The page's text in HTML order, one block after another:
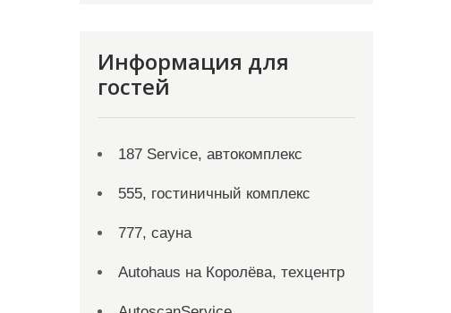
Информация для
гостей
187 Service, автокомплекс
555, гостиничный комплекс
777, сауна
Autohaus на Королёва, техцентр